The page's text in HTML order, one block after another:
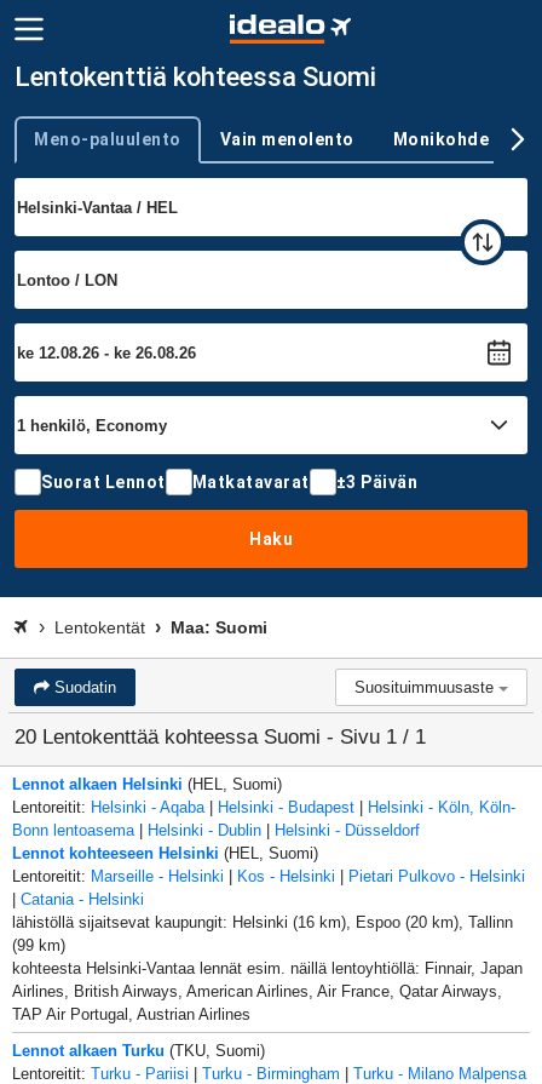
Lentokenttiä kohteessa Suomi
Trip type
Meno-paluulento Vain menolento Monikohde
Suorat Lennot Matkatavarat ±3 Päivän
Haku
Lentokentät Maa: Suomi
Suodatin Suosituimmuusaste
20 Lentokenttää kohteessa Suomi - Sivu 1 / 1
Lennot alkaen Helsinki (HEL, Suomi)
Lentoreitit: Helsinki - Aqaba | Helsinki - Budapest | Helsinki - Köln, Köln-
Bonn lentoasema | Helsinki - Dublin | Helsinki - Düsseldorf
Lennot kohteeseen Helsinki (HEL, Suomi)
Lentoreitit: Marseille - Helsinki | Kos - Helsinki | Pietari Pulkovo - Helsinki
| Catania - Helsinki
lähistöllä sijaitsevat kaupungit: Helsinki (16 km), Espoo (20 km), Tallinn
(99 km)
kohteesta Helsinki-Vantaa lennät esim. näillä lentoyhtiöllä: Finnair, Japan
Airlines, British Airways, American Airlines, Air France, Qatar Airways,
TAP Air Portugal, Austrian Airlines
Lennot alkaen Turku (TKU, Suomi)
Lentoreitit: Turku - Pariisi | Turku - Birmingham | Turku - Milano Malpensa